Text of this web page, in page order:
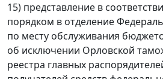
15) представление в
порядком в отделение
по месту обслуживания
об исключении Орловской
реестра главных